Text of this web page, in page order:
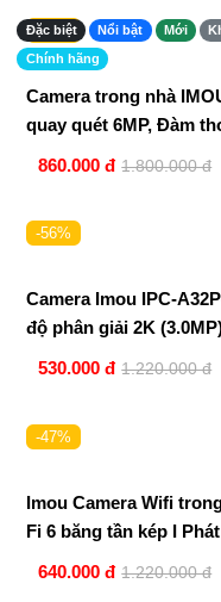
Đặc biệt Nổi bật Mới
Chính hãng
-52%
Camera trong nhà
quay quét 6MP, Đàm
860.000 đ 1.800.000 đ
-56%
Camera Imou IPC-
độ phân giải 2K
530.000 đ 1.220.000 đ
-47%
Imou Camera Wifi
Fi 6 băng tần kép I
640.000 đ 1.220.000 đ